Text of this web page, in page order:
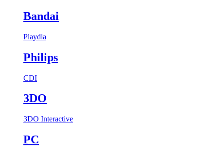
Bandai
Playdia
Philips
CDI
3DO
3DO Interactive
PC